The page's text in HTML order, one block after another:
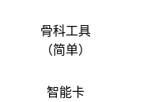
骨科工具
（简单）
智能卡